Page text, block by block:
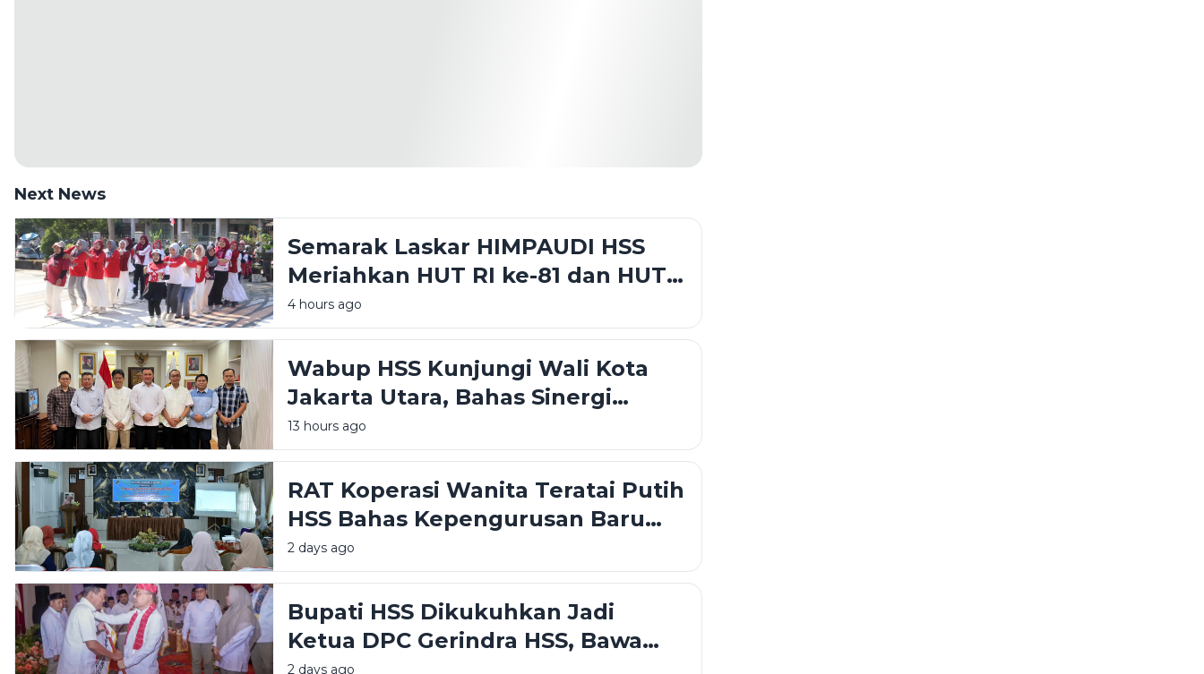
Next News
Semarak Laskar HIMPAUDI HSS
Meriahkan HUT RI ke-81 dan HUT
HIMPAUDI ke-21
4 hours ago
Wabup HSS Kunjungi Wali Kota
Jakarta Utara, Bahas Sinergi
Pemerintahan dan Pelayanan
Publik
13 hours ago
RAT Koperasi Wanita Teratai Putih
HSS Bahas Kepengurusan Baru
dan Penguatan Ekonomi
Perempuan
2 days ago
Bupati HSS Dikukuhkan Jadi
Ketua DPC Gerindra HSS, Bawa
Amanah Baru Perkuat Konsolidasi
2 days ago